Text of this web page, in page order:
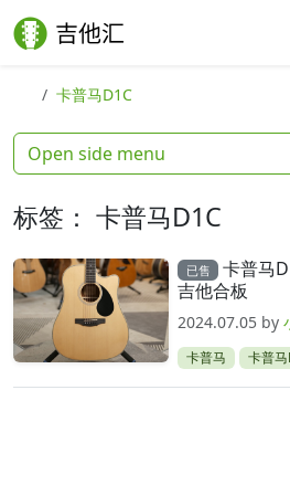
Skip to content
Skip to footer
卡普马D1C
标签： 卡普马D1C
已售
卡普马
吉他合板
2024.07.05 by
卡普马 卡普
Open side menu